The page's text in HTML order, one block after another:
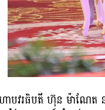
បវរធិបតី ហ៊ុន ម៉ាណែត នាយ